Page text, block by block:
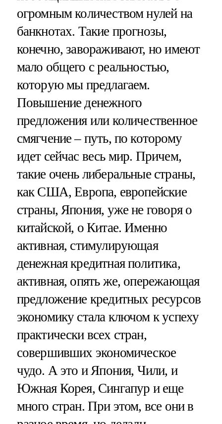
огромным количеством нулей на
банкнотах. Такие прогнозы,
конечно, завораживают, но имеют
мало общего с реальностью,
которую мы предлагаем.
Повышение денежного
предложения или количественное
смягчение – путь, по которому
идет сейчас весь мир. Причем,
такие очень либеральные страны,
как США, Европа, европейские
страны, Япония, уже не говоря о
китайской, о Китае. Именно
активная, стимулирующая
денежная кредитная политика,
активная, опять же, опережающая
предложение кредитных ресурсов
экономику стала ключом к успеху
практически всех стран,
совершивших экономическое
чудо. А это и Япония, Чили, и
Южная Корея, Сингапур и еще
много стран. При этом, все они в